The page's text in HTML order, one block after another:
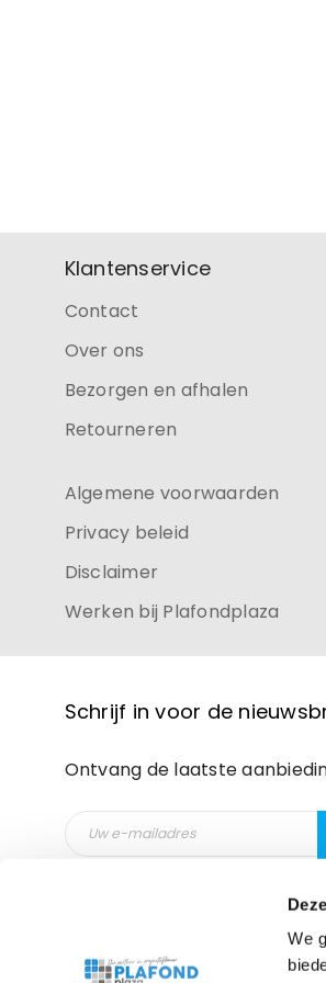
We
Klantenservice
Contact
Over ons
Bezorgen en afhalen
Retourneren
Algemene voorwaarden
Privacy beleid
Disclaimer
Werken bij Plafondplaza
Schrijf in voor de
Ontvang de laatste